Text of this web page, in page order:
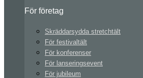
För företag
Skräddarsydda stretchtält
För festivaltält
För konferenser
För lanseringsevent
För jubileum